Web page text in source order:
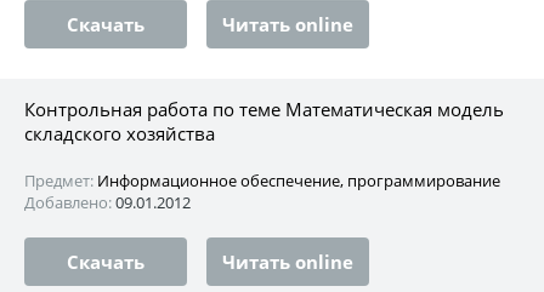
Скачать Читать online
Контрольная работа по теме Математическая модель
складского хозяйства
Предмет: Информационное обеспечение, программирование
Добавлено:09.01.2012
Скачать Читать online